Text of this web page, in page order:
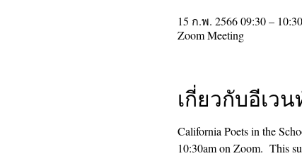
15 ก.พ. 2566 09:30 – 10:30
Zoom Meeting
เกี่ยวกับอีเวน
California Poets in the
10:30am on Zoom.  This